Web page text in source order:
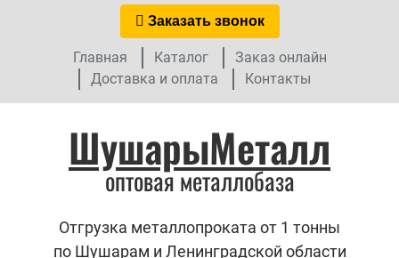
Заказать звонок
Главная Каталог
Заказ онлайн
Доставка и оплата
Контакты
ШушарыМеталл
оптовая металлобаза
Отгрузка металлопроката от 1 тонны
по Шушарам и Ленинградской области